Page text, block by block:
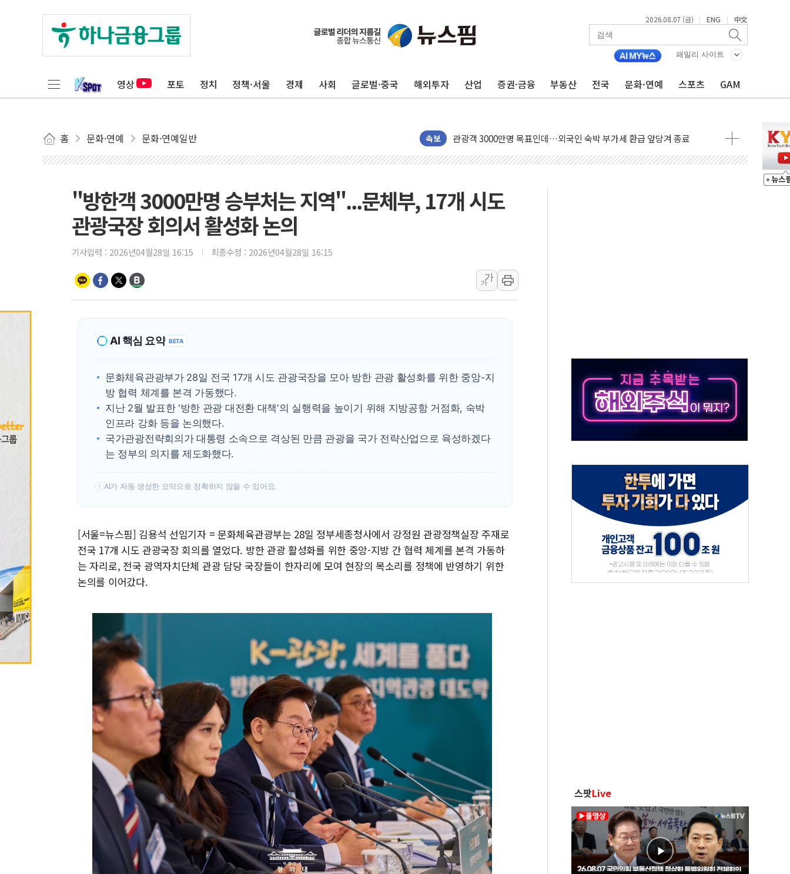
2026.08.07 (금) | ENG | 中文
패밀리 사이트
영상 포토 정치 정책·서울 경제 사회 글로벌·중국 해외투자 산업 증권·금융 부동산 전국 문화·연예 스포츠 GAM
홈 문화·연예 문화·연예일반 속보
李대통령, 진급 장성들에게 "내란으로 훼손된 군 신뢰 회복해야"
우리자산운용, MMF 순자산 30조 돌파…증시 급락에 업계 1위
TBH글로벌, 상반기 매출 1006억원…전년비 13.9% 증가
건설 불황 속 내실 다진 한샘…B2B 확장으로 성장동력 확보
"내년 메모리 물량 동났다"…선수금 내걸고 확보 전쟁
관광객 3000만명 목표인데…외국인 숙박 부가세 환급 앞당겨 종료
[뉴스핌 이 시각 PICK] 축구협회 성접대 기간, 대표팀 무패 外
인도, 바이오가스 생산에 3.5조원 투입키로...'에너지 자립' 일환
서울시, 정비사업으로 주택 36% 늘었다...공급부족 전 시장 규제 탓 커
국민의힘 윤리위, '부산 돌려차기 발언' 논란 서범수·진종오 징계절차 개시
수박으로 여름 나는 하마
"방한객 3000만명 승부처는 지역"...문체부, 17개 시도
관광국장 회의서 활성화 논의
기사입력 : 2026년04월28일 16:15 최종수정 : 2026년04월28일 16:15
가
가
AI 핵심 요약 BETA
문화체육관광부가 28일 전국 17개 시도 관광국장을 모아 방한 관광 활성화를 위한 중앙-지
방 협력 체계를 본격 가동했다.
지난 2월 발표한 '방한 관광 대전환 대책'의 실행력을 높이기 위해 지방공항 거점화, 숙박
인프라 강화 등을 논의했다.
국가관광전략회의가 대통령 소속으로 격상된 만큼 관광을 국가 전략산업으로 육성하겠다
는 정부의 의지를 제도화했다.
! AI가 자동 생성한 요약으로 정확하지 않을 수 있어요.
[서울=뉴스핌] 김용석 선임기자 = 문화체육관광부는 28일 정부세종청사에서 강정원 관광정책실장 주재로
전국 17개 시도 관광국장 회의를 열었다. 방한 관광 활성화를 위한 중앙-지방 간 협력 체계를 본격 가동하
는 자리로, 전국 광역자치단체 관광 담당 국장들이 한자리에 모여 현장의 목소리를 정책에 반영하기 위한
논의를 이어갔다.
스팟Live